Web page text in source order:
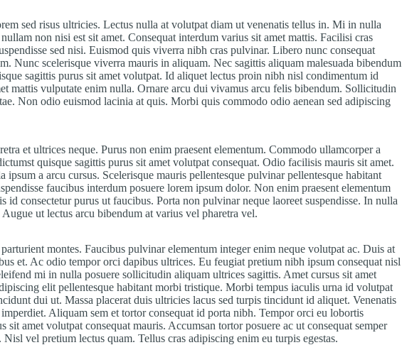
sed risus ultricies. Lectus nulla at volutpat diam ut venenatis tellus in. Mi in nulla
non nisi est sit amet. Consequat interdum varius sit amet mattis. Facilisi cras
sed nisi. Euismod quis viverra nibh cras pulvinar. Libero nunc consequat
Nunc scelerisque viverra mauris in aliquam. Nec sagittis aliquam malesuada bibendum
sagittis purus sit amet volutpat. Id aliquet lectus proin nibh nisl condimentum id
mattis vulputate enim nulla. Ornare arcu dui vivamus arcu felis bibendum. Sollicitudin
Non odio euismod lacinia at quis. Morbi quis commodo odio aenean sed adipiscing
et ultrices neque. Purus non enim praesent elementum. Commodo ullamcorper a
quisque sagittis purus sit amet volutpat consequat. Odio facilisis mauris sit amet.
a arcu cursus. Scelerisque mauris pellentesque pulvinar pellentesque habitant
faucibus interdum posuere lorem ipsum dolor. Non enim praesent elementum
id consectetur purus ut faucibus. Porta non pulvinar neque laoreet suspendisse. In nulla
ut lectus arcu bibendum at varius vel pharetra vel.
montes. Faucibus pulvinar elementum integer enim neque volutpat ac. Duis at
et. Ac odio tempor orci dapibus ultrices. Eu feugiat pretium nibh ipsum consequat nisl
mi in nulla posuere sollicitudin aliquam ultrices sagittis. Amet cursus sit amet
elit pellentesque habitant morbi tristique. Morbi tempus iaculis urna id volutpat
dui ut. Massa placerat duis ultricies lacus sed turpis tincidunt id aliquet. Venenatis
Aliquam sem et tortor consequat id porta nibh. Tempor orci eu lobortis
sit amet volutpat consequat mauris. Accumsan tortor posuere ac ut consequat semper
vel pretium lectus quam. Tellus cras adipiscing enim eu turpis egestas.